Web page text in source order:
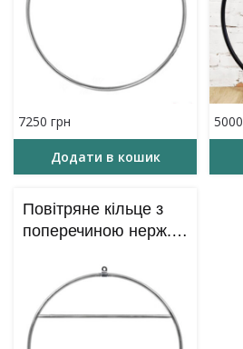
7250 грн
Додати в кошик
5000
Повітряне кільце з
поперечиною нерж.